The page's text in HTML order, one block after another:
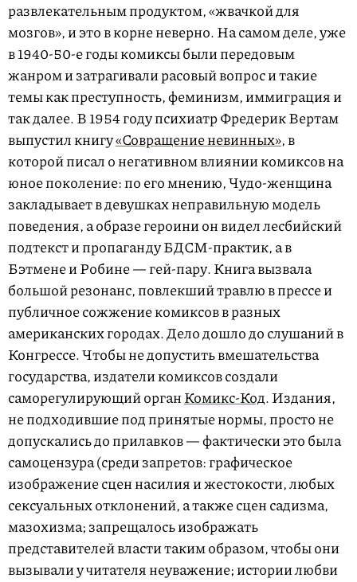
развлекательным продуктом, «жвачкой для
мозгов», и это в корне неверно. На самом деле, уже
в 1940-50-е годы комиксы были передовым
жанром и затрагивали расовый вопрос и такие
темы как преступность, феминизм, иммиграция и
так далее. В 1954 году психиатр Фредерик Вертам
выпустил книгу«Совращение невинных», в
которой писал о негативном влиянии комиксов на
юное поколение: по его мнению, Чудо-женщина
закладывает в девушках неправильную модель
поведения, а образе героини он видел лесбийский
подтекст и пропаганду БДСМ-практик, а в
Бэтмене и Робине — гей-пару. Книга вызвала
большой резонанс, повлекший травлю в прессе и
публичное сожжение комиксов в разных
американских городах. Дело дошло до слушаний в
Конгрессе. Чтобы не допустить вмешательства
государства, издатели комиксов создали
саморегулирующий органКомикс-Код. Издания,
не подходившие под принятые нормы, просто не
допускались до прилавков — фактически это была
самоцензура (среди запретов: графическое
изображение сцен насилия и жестокости, любых
сексуальных отклонений, а также сцен садизма,
мазохизма; запрещалось изображать
представителей власти таким образом, чтобы они
вызывали у читателя неуважение; истории любви